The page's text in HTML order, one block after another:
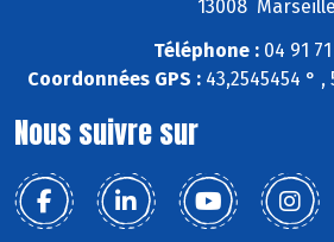
13008 Marseille
Téléphone : 04 91
Coordonnées GPS : 43,2545454 ° ,
Nous suivre sur